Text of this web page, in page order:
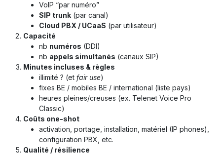
VoIP “par numéro”
SIP trunk (par canal)
Cloud PBX / UCaaS (par utilisateur)
Capacité
nb numéros (DDI)
nb appels simultanés (canaux SIP)
Minutes incluses & règles
illimité ? (et fair use)
fixes BE / mobiles BE / international (liste pays)
heures pleines/creuses (ex. Telenet Voice Pro
Classic)
Coûts one-shot
activation, portage, installation, matériel (IP phones),
configuration PBX, etc.
Qualité / résilience